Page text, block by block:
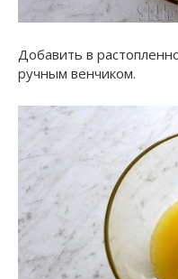
Добавить в
ручным венчиком.